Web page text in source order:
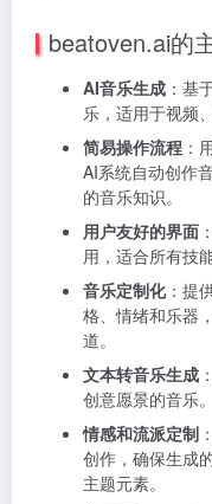
beatoven.ai的
AI音乐生成 ：基
乐，适用于视频
简易操作流程 ：
AI系统自动创作
的音乐知识。
用户友好的界面
用，适合所有技
音乐定制化：提
格、情绪和乐器
道。
文本转音乐生成
创意愿景的音乐。
情感和流派定制
创作，确保生成
主题元素。